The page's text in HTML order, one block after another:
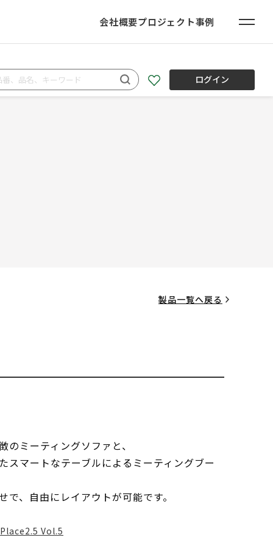
会社概要プロジェクト事例
ログイン
製品一覧へ戻る
のミーティングソファと、
スマートなテーブルによるミーティングブー
で、自由にレイアウトが可能です。
Place2.5 Vol.5